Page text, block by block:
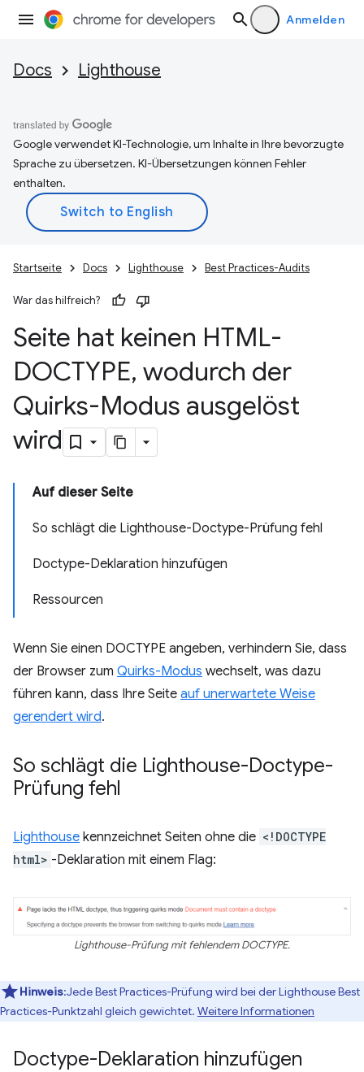
Anmelden
Docs Lighthouse
Google verwendet KI-Technologie, um Inhalte in Ihre bevorzugte
Sprache zu übersetzen. KI-Übersetzungen können Fehler
enthalten.
Startseite Docs Lighthouse Best Practices-Audits
War das hilfreich?
Seite hat keinen HTML-
DOCTYPE, wodurch der
Quirks-Modus ausgelöst
wird
Auf dieser Seite
So schlägt die Lighthouse-Doctype-Prüfung fehl
Doctype-Deklaration hinzufügen
Ressourcen
Wenn Sie einen DOCTYPE angeben, verhindern Sie, dass
der Browser zum Quirks-Modus wechselt, was dazu
führen kann, dass Ihre Seite auf unerwartete Weise
gerendert wird.
So schlägt die Lighthouse-Doctype-
Prüfung fehl
Lighthouse kennzeichnet Seiten ohne die <!DOCTYPE
html> -Deklaration mit einem Flag:
Lighthouse-Prüfung mit fehlendem DOCTYPE.
Hinweis:Jede Best Practices-Prüfung wird bei der Lighthouse Best
Practices-Punktzahl gleich gewichtet. Weitere Informationen
Doctype-Deklaration hinzufügen